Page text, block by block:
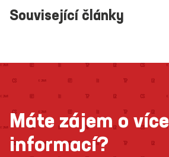
Související články
Máte zájem o více
informací?